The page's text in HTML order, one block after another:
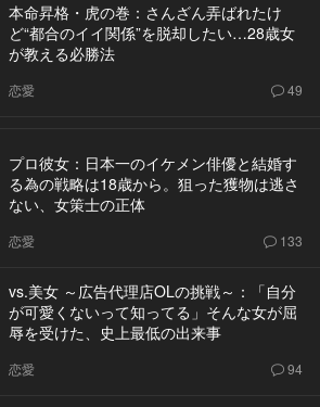
本命昇格・虎の巻：さんざん弄ばれたけ
ど“都合のイイ関係”を脱却したい…28歳女
が教える必勝法
恋愛 49
プロ彼女：日本一のイケメン俳優と結婚す
る為の戦略は18歳から。狙った獲物は逃さ
ない、女策士の正体
恋愛 133
vs.美女 ～広告代理店OLの挑戦～：「自分
が可愛くないって知ってる」そんな女が屈
辱を受けた、史上最低の出来事
恋愛 94